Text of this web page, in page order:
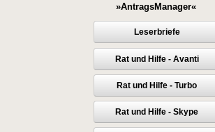
»AntragsManager«
Leserbriefe
Rat und Hilfe - Avanti
Rat und Hilfe - Turbo
Rat und Hilfe - Skype